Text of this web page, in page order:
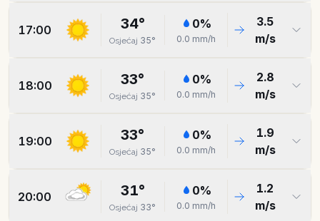
17:00 34°
Osjećaj 35°
0%
0.0 mm/h
3.5
m/s
18:00 33°
Osjećaj 35°
0%
0.0 mm/h
2.8
m/s
19:00 33°
Osjećaj 35°
0%
0.0 mm/h
1.9
m/s
20:00 31°
Osjećaj 33°
0%
0.0 mm/h
1.2
m/s